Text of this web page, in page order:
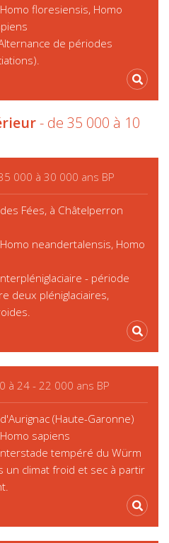
Homo floresiensis, Homo
de périodes
- de 35 000 à 10
000 à 30 000 ans BP
Fées, à Châtelperron
Homo neandertalensis, Homo
- période
deux pléniglaciaires,
à 24 - 22 000 ans BP
(Haute-Garonne)
Homo sapiens
tempéré du Würm
un climat froid et sec à partir